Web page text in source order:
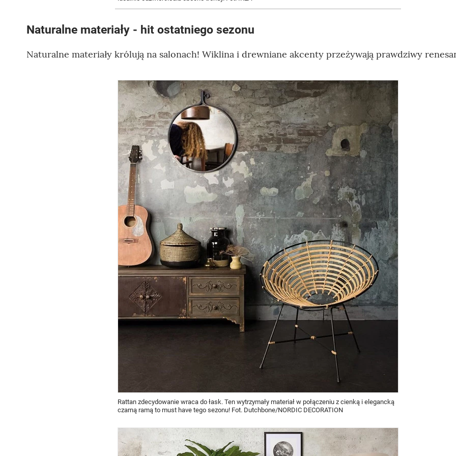
Naturalne materiały - hit ostatniego sezonu
Naturalne materiały królują na salonach! Wiklina i drewniane akcenty przeżywają prawdziwy
Rattan zdecydowanie wraca do łask. Ten wytrzymały materiał w połączeniu z cienką i elegancką
czarną ramą to must have tego sezonu! Fot. Dutchbone/NORDIC DECORATION